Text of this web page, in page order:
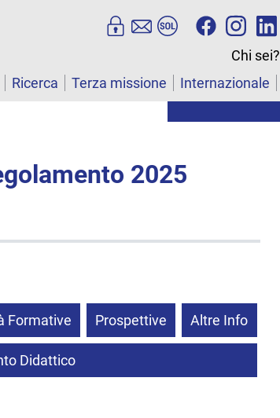
Chi sei?
Ricerca Terza missione Internazionale
2025
Formative Prospettive Altre Info
Didattico